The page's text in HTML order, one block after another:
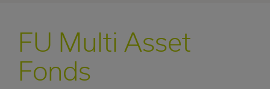
FU Multi Asset
Fonds